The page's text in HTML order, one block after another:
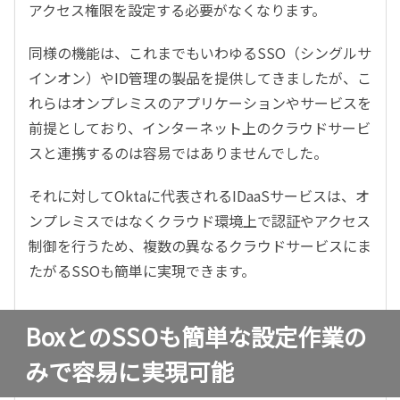
アクセス権限を設定する必要がなくなります。
同様の機能は、これまでもいわゆるSSO（シングルサ
インオン）やID管理の製品を提供してきましたが、こ
れらはオンプレミスのアプリケーションやサービスを
前提としており、インターネット上のクラウドサービ
スと連携するのは容易ではありませんでした。
それに対してOktaに代表されるIDaaSサービスは、オ
ンプレミスではなくクラウド環境上で認証やアクセス
制御を行うため、複数の異なるクラウドサービスにま
たがるSSOも簡単に実現できます。
BoxとのSSOも簡単な設定作業の
みで容易に実現可能